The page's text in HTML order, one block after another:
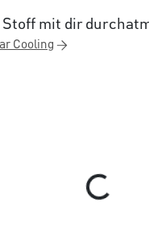
Stoff mit dir
Cooling
Loading...